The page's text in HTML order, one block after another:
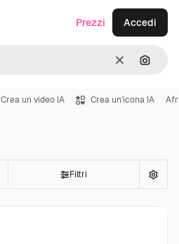
CancellaCerca
Prezzi Accedi
Crea un video IA Crea un'icona IA
Filtri